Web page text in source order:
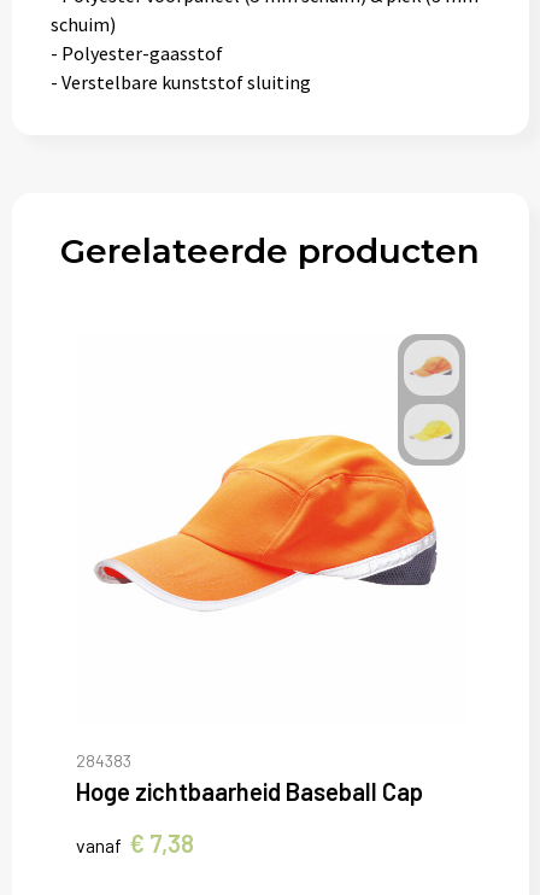
schuim)
- Polyester-gaasstof
- Verstelbare kunststof sluiting
Gerelateerde producten
284383
Hoge zichtbaarheid Baseball Cap
vanaf € 7,38